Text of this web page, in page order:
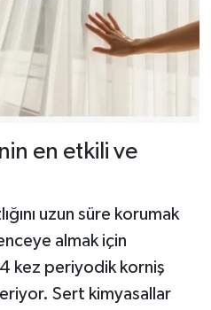
en etkili ve
uzun süre korumak
almak için
kez periyodik korniş
Sert kimyasallar